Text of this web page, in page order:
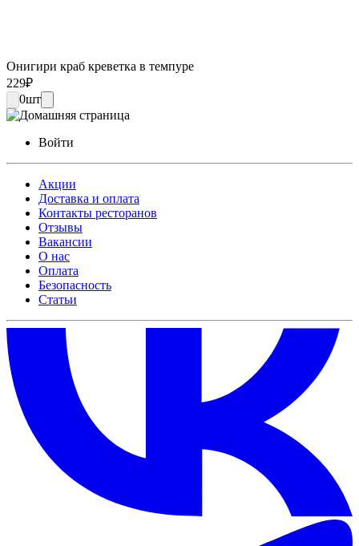
Онигири краб креветка в темпуре
229₽
0шт
Войти
Акции
Доставка и оплата
Контакты ресторанов
Отзывы
Вакансии
О нас
Оплата
Безопасность
Статьи